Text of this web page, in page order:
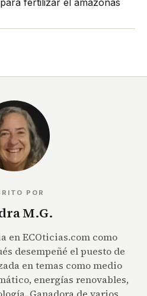
POR
M.G.
en ECOticias.com como
desempeñé el puesto de
en temas como medio
energías renovables,